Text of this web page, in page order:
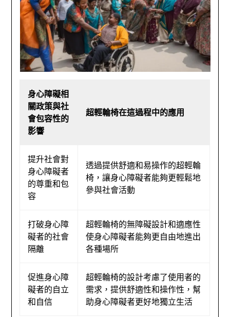
身心障礙相
關政策與社
會包容性的
影響
超輕輪椅在這過程中的應用
提升社會對
身心障礙者
的尊重和包
容
透過提供舒適和易操作的超輕輪
椅，讓身心障礙者能夠更輕鬆地
參與社會活動
打破身心障
礙者的社會
隔離
超輕輪椅的無障礙設計和適應性
使身心障礙者能夠更自由地進出
各種場所
促進身心障
礙者的自立
和自信
超輕輪椅的設計考慮了使用者的
需求，提供舒適性和操作性，幫
助身心障礙者更好地獨立生活